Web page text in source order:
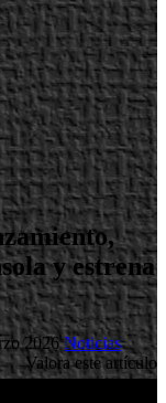
y estrena
2026Noticias
Valora este artículo